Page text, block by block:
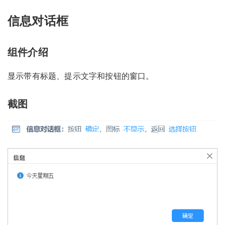
信息对话框
组件介绍
显示带有标题、提示文字和按钮的窗口。
截图